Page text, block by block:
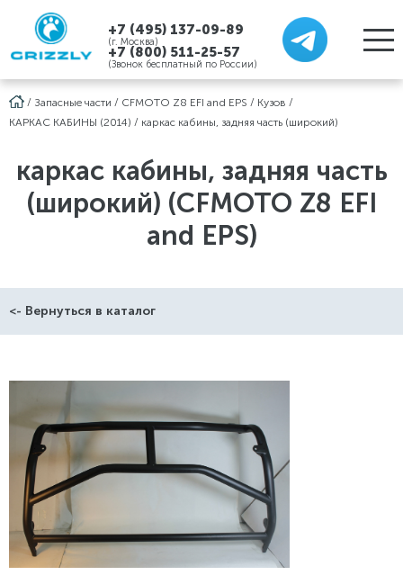
+7 (495) 137-09-89
(г. Москва)
+7 (800) 511-25-57
(Звонок бесплатный по России)
/ Запасные части / CFMOTO Z8 EFI and EPS / Кузов /
КАРКАС КАБИНЫ (2014) / каркас кабины, задняя часть (широкий)
каркас кабины, задняя часть
(широкий) (CFMOTO Z8 EFI
and EPS)
<- Вернуться в каталог